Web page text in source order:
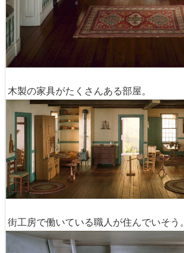
木製の家具がたくさんある部屋。
街工房で働いている職人が住んでいそう。